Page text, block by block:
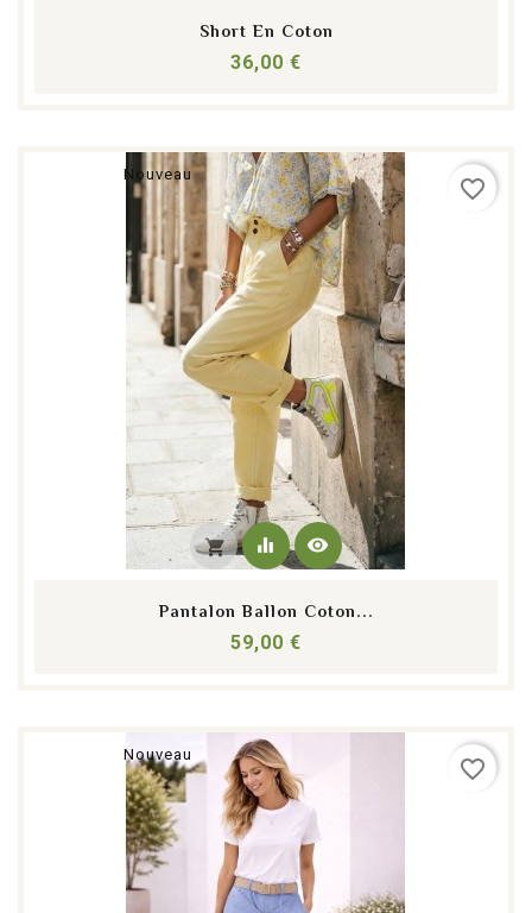
Short En Coton
36,00 €
Nouveau
shopping_cart equalizer visibility
Pantalon Ballon Coton...
59,00 €
favorite_border
Nouveau
favorite_border